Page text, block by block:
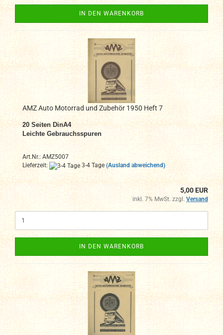
IN DEN WARENKORB
AMZ Auto Motorrad und Zubehör 1950 Heft 7
20Seiten DinA4
Leichte Gebrauchsspuren
Art.Nr.: AMZ5007
Lieferzeit:
3-4 Tage (Ausland abweichend)
5,00 EUR
inkl. 7% MwSt. zzgl. Versand
IN DEN WARENKORB